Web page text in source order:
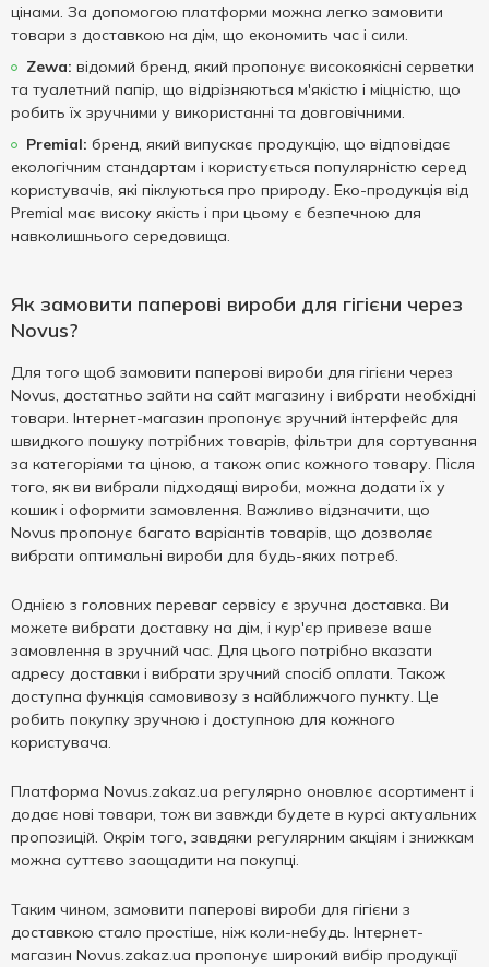
цінами. За допомогою платформи можна легко замовити
товари з доставкою на дім, що економить час і сили.
Zewa: відомий бренд, який пропонує високоякісні серветки
та туалетний папір, що відрізняються м'якістю і міцністю, що
робить їх зручними у використанні та довговічними.
Premial: бренд, який випускає продукцію, що відповідає
екологічним стандартам і користується популярністю серед
користувачів, які піклуються про природу. Еко-продукція від
Premial має високу якість і при цьому є безпечною для
навколишнього середовища.
Як замовити паперові вироби для гігієни через
Novus?
Для того щоб замовити паперові вироби для гігієни через
Novus, достатньо зайти на сайт магазину і вибрати необхідні
товари. Інтернет-магазин пропонує зручний інтерфейс для
швидкого пошуку потрібних товарів, фільтри для сортування
за категоріями та ціною, а також опис кожного товару. Після
того, як ви вибрали підходящі вироби, можна додати їх у
кошик і оформити замовлення. Важливо відзначити, що
Novus пропонує багато варіантів товарів, що дозволяє
вибрати оптимальні вироби для будь-яких потреб.
Однією з головних переваг сервісу є зручна доставка. Ви
можете вибрати доставку на дім, і кур'єр привезе ваше
замовлення в зручний час. Для цього потрібно вказати
адресу доставки і вибрати зручний спосіб оплати. Також
доступна функція самовивозу з найближчого пункту. Це
робить покупку зручною і доступною для кожного
користувача.
Платформа Novus.zakaz.ua регулярно оновлює асортимент і
додає нові товари, тож ви завжди будете в курсі актуальних
пропозицій. Окрім того, завдяки регулярним акціям і знижкам
можна суттєво заощадити на покупці.
Таким чином, замовити паперові вироби для гігієни з
доставкою стало простіше, ніж коли-небудь. Інтернет-
магазин Novus.zakaz.ua пропонує широкий вибір продукції